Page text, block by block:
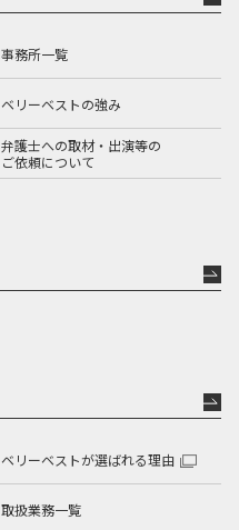
事務所一覧
ベリーベストの強み
弁護士への取材・出演等の
ご依頼について
ベリーベストが選ばれる理由
取扱業務一覧